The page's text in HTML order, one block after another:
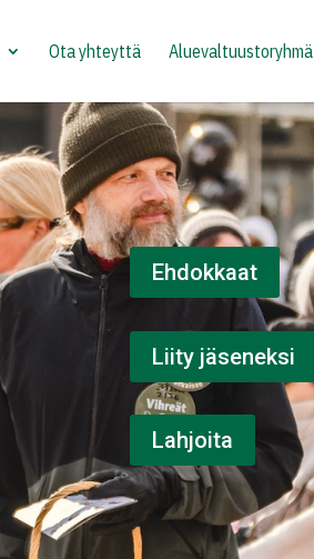
Ota yhteyttä Aluevaltuustoryhmä
Ehdokkaat
Liity jäseneksi
Lahjoita